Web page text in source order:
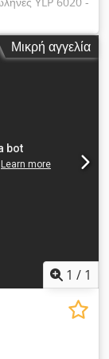
ΑΜΕΣΩΣ
για σωλήνες
μήκος × 20-
× 20mm-
αυτόματη
Εγγύηση
εντός
τα
Μικρή αγγελία
1 / 1